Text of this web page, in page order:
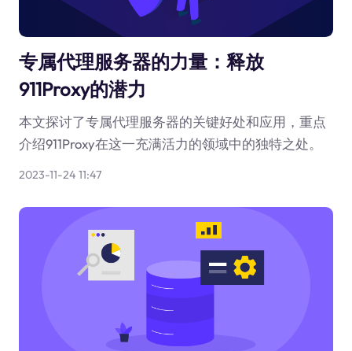
专属代理服务器的力量：释放
911Proxy的潜力
本文探讨了专属代理服务器的关键好处和应用，重点
介绍911Proxy在这一充满活力的领域中的独特之处。
2023-11-24 11:47